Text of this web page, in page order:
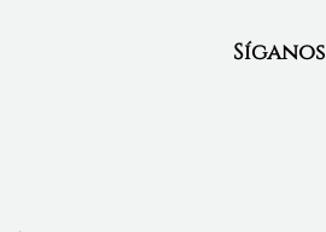
Síganos